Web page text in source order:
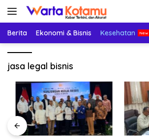
Langsung
Berita Ekonomi & Bisnis Kesehatan
jasa legal bisnis